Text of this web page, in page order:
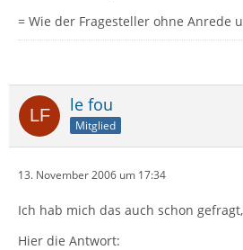
= Wie der Fragesteller ohne Anrede
le fou
Mitglied
13. November 2006 um 17:34
Ich hab mich das auch schon
Hier die Antwort: